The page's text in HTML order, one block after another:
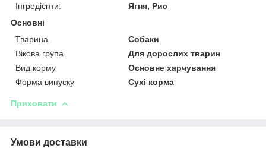
Інгредієнти:
Ягня, Рис
Основні
Тварина
Собаки
Вікова група
Для дорослих тварин
Вид корму
Основне харчування
Форма випуску
Сухі корма
Приховати
Умови доставки